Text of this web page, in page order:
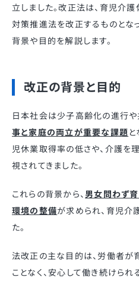
立しました。改正法は、育児介
対策推進法を改正するものとな
背景や目的を解説します。
改正の背景と目的
日本社会は少子高齢化の進行や
事と家庭の両立が重要な課題と
児休業取得率の低さや、介護を
視されてきました。
​これらの背景から、 男女問わず
環境の整備が求められ、育児介
た。
法改正の主な目的は、労働者が
ことなく、安心して働き続けら